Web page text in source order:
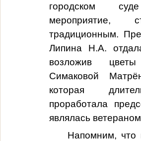
городском
мероприятие,
традиционным.
Липина Н.А.
возложив
Симаковой
которая
проработала
являлась
Напомним, что